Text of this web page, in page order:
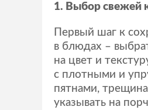
1. Выбор свежей
Первый шаг к
в блюдах –
на цвет и
с плотными и
пятнами,
указывать на